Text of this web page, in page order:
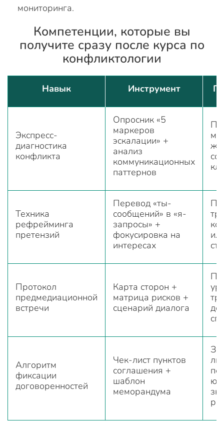
мониторинга.
Компетенции, которые вы
получите сразу после курса по
конфликтологии
Навык Инструмент
Экспресс-
диагностика
конфликта
Опросник «5
маркеров
эскалации» +
анализ
коммуникационных
паттернов
Техника
рефрейминга
претензий
Перевод «ты-
сообщений» в «я-
запросы» +
фокусировка на
интересах
Протокол
предмедиационной
встречи
Карта сторон +
матрица рисков +
сценарий диалога
Алгоритм
фиксации
договоренностей
Чек-лист пунктов
соглашения +
шаблон
меморандума